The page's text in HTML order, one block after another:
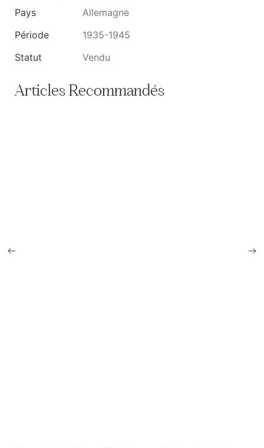
Pays
Allemagne
Période
1935-1945
Statut
Vendu
Articles Recommandés